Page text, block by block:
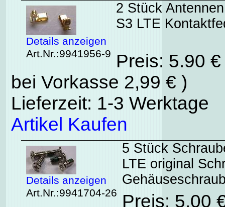
Details anzeigen
Art.Nr.:9941956-9
2 Stück
S3 LTE
Preis: 5.90
bei Vorkasse 2,99 € )
Lieferzeit: 1-3 Werktage
Artikel Kaufen
Details anzeigen
Art.Nr.:9941704-26
5 Stück
LTE original
Preis: 5.00